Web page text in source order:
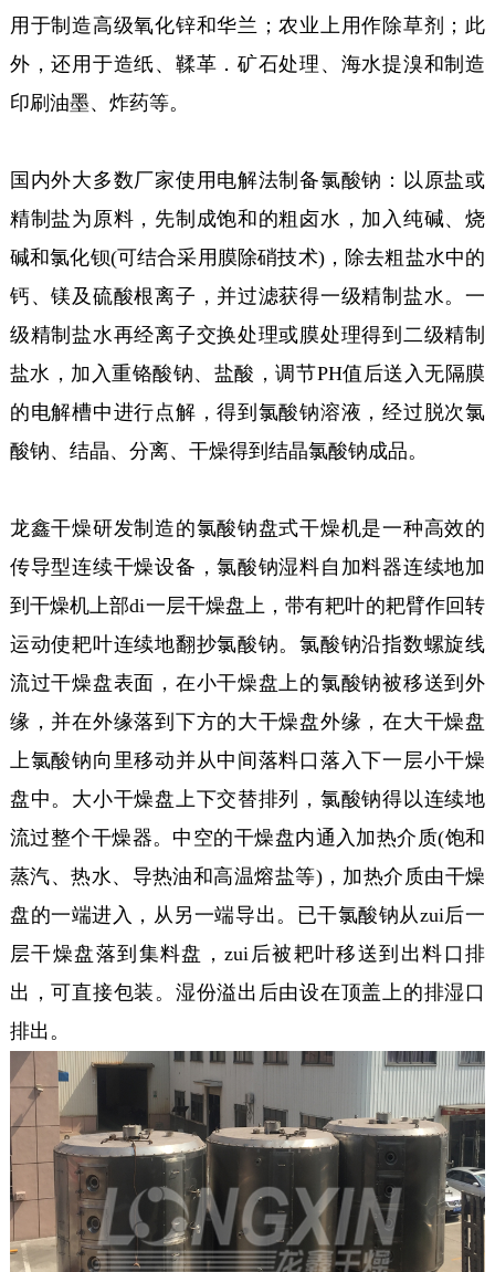
用于制造高级氧化锌和华兰；农业上用作除草剂；此
外，还用于造纸、鞣革．矿石处理、海水提溴和制造
印刷油墨、炸药等。
国内外大多数厂家使用电解法制备氯酸钠：以原盐或
精制盐为原料，先制成饱和的粗卤水，加入纯碱、烧
碱和氯化钡(可结合采用膜除硝技术)，除去粗盐水中的
钙、镁及硫酸根离子，并过滤获得一级精制盐水。一
级精制盐水再经离子交换处理或膜处理得到二级精制
盐水，加入重铬酸钠、盐酸，调节PH值后送入无隔膜
的电解槽中进行点解，得到氯酸钠溶液，经过脱次氯
酸钠、结晶、分离、干燥得到结晶氯酸钠成品。
龙鑫干燥研发制造的氯酸钠盘式干燥机是一种高效的
传导型连续干燥设备，氯酸钠湿料自加料器连续地加
到干燥机上部di一层干燥盘上，带有耙叶的耙臂作回转
运动使耙叶连续地翻抄氯酸钠。氯酸钠沿指数螺旋线
流过干燥盘表面，在小干燥盘上的氯酸钠被移送到外
缘，并在外缘落到下方的大干燥盘外缘，在大干燥盘
上氯酸钠向里移动并从中间落料口落入下一层小干燥
盘中。大小干燥盘上下交替排列，氯酸钠得以连续地
流过整个干燥器。中空的干燥盘内通入加热介质(饱和
蒸汽、热水、导热油和高温熔盐等)，加热介质由干燥
盘的一端进入，从另一端导出。已干氯酸钠从zui后一
层干燥盘落到集料盘，zui后被耙叶移送到出料口排
出，可直接包装。湿份溢出后由设在顶盖上的排湿口
排出。